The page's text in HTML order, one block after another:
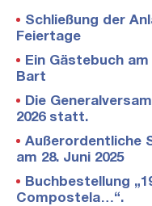
Schließung der
Feiertage
Ein Gästebuch
Bart
Die
2026 statt.
Außerordentliche
am 28. Juni 2025
Buchbestellung
Compostela…“.